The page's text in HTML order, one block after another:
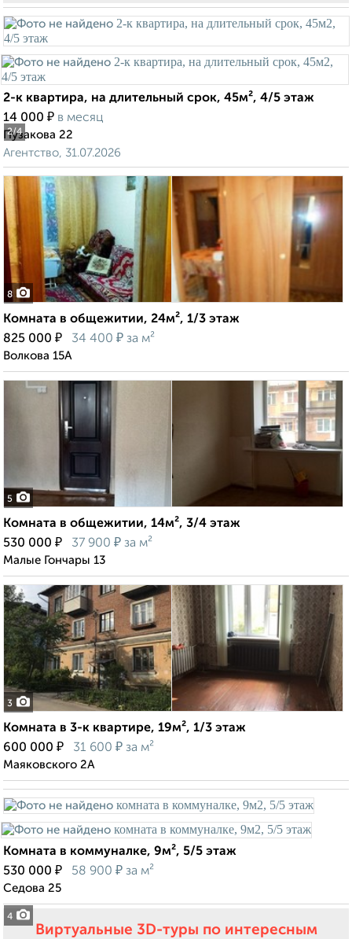
2/4
2-к квартира, на длительный срок, 45м², 4/5 этаж
14 000 ₽ в месяц
Пузакова 22
Агентство, 31.07.2026
8
Комната в общежитии, 24м², 1/3 этаж
825 000 ₽ 34 400 ₽ за м²
Волкова 15А
5
Комната в общежитии, 14м², 3/4 этаж
530 000 ₽ 37 900 ₽ за м²
Малые Гончары 13
3
Комната в 3-к квартире, 19м², 1/3 этаж
600 000 ₽ 31 600 ₽ за м²
Маяковского 2А
4
Комната в коммуналке, 9м², 5/5 этаж
530 000 ₽ 58 900 ₽ за м²
Седова 25
Виртуальные 3D-туры по интересным